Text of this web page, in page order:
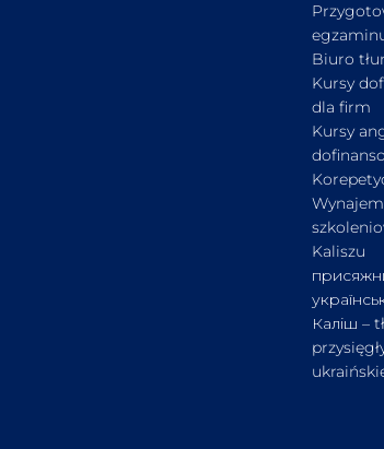
Biuro
Kursy
dla firm
Kursy
Kaliszu
Каліш –